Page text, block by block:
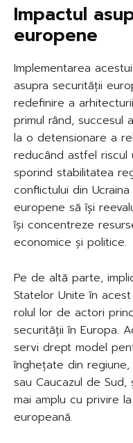
Impactul
europene
Implementarea
asupra securității
redefinire a
primul rând, succesul
la o detensionare a
reducând astfel
sporind stabilitatea
conflictului din
europene să își
își concentreze
economice și politice.
Pe de altă parte,
Statelor Unite în
rolul lor de actori
securității în Europa.
servi drept model
înghețate din
sau Caucazul de
mai amplu cu privire
europeană.